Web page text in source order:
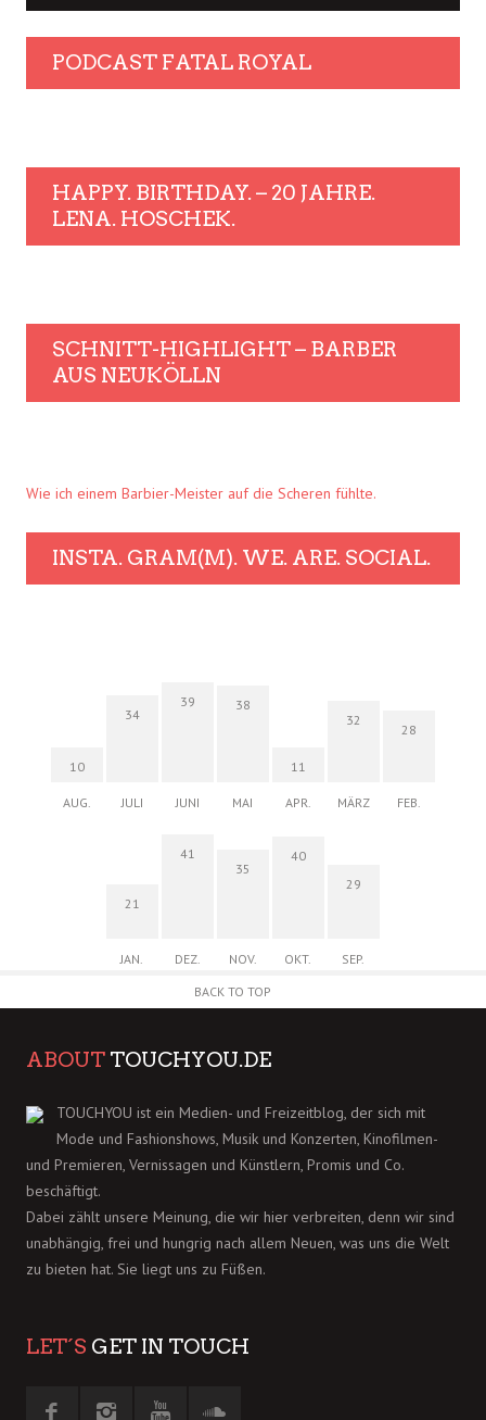
PODCAST FATAL ROYAL
HAPPY. BIRTHDAY. – 20 JAHRE.
LENA. HOSCHEK.
SCHNITT-HIGHLIGHT – BARBER
AUS NEUKÖLLN
Wie ich einem Barbier-Meister auf die Scheren fühlte.
INSTA. GRAM(M). WE. ARE. SOCIAL.
10
AUG.
34
JULI
39
JUNI
38
MAI
11
APR.
32
MÄRZ
28
FEB.
21
JAN.
41
DEZ.
35
NOV.
40
OKT.
29
SEP.
BACK TO TOP
ABOUT TOUCHYOU.DE
TOUCHYOU ist ein Medien- und Freizeitblog, der sich mit
Mode und Fashionshows, Musik und Konzerten, Kinofilmen-
und Premieren, Vernissagen und Künstlern, Promis und Co.
beschäftigt.
Dabei zählt unsere Meinung, die wir hier verbreiten, denn wir sind
unabhängig, frei und hungrig nach allem Neuen, was uns die Welt
zu bieten hat. Sie liegt uns zu Füßen.
LET´S GET IN TOUCH